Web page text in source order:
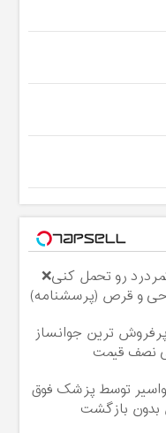
رو تحمل کنی❌
و قرص (پرسشنامه)
ترین جوانساز
نصف قیمت
توسط پزشک فوق
بازگشت